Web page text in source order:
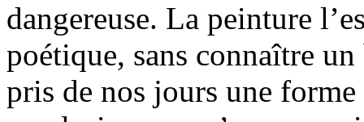
dangereuse. La peinture
poétique, sans connaître
pris de nos jours une